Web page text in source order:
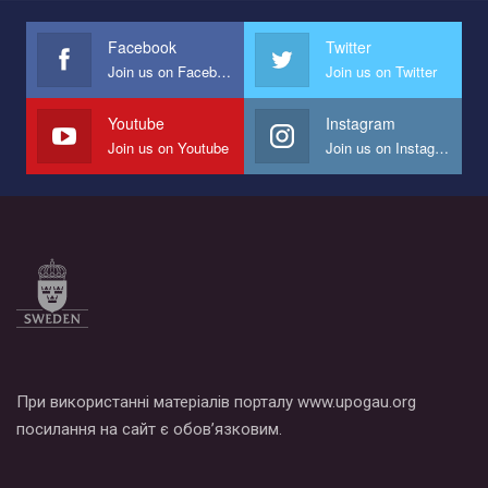
Facebook
Join us on Facebook
Twitter
Join us on Twitter
Youtube
Join us on Youtube
Instagram
Join us on Instagram
При використанні матеріалів порталу www.upogau.org
посилання на сайт є обов’язковим.